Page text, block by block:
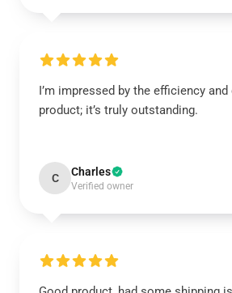
I’m impressed by the efficiency
product; it’s truly outstanding.
C Charles
Verified owner